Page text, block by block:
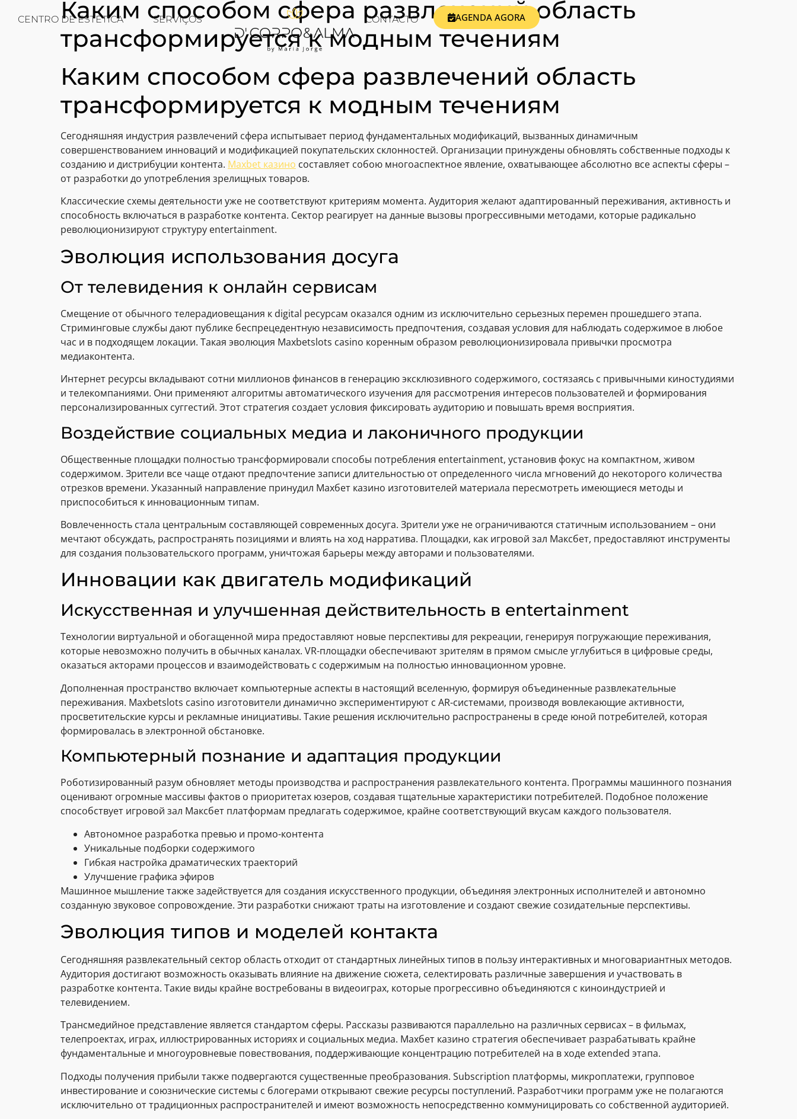
CENTRO DE ESTÉTICA SERVIÇOS CONTACTO AGENDA AGORA
Каким способом сфера развлечений область
трансформируется к модным течениям
Каким способом сфера развлечений область
трансформируется к модным течениям
Сегодняшняя индустрия развлечений сфера испытывает период фундаментальных модификаций, вызванных динамичным
совершенствованием инноваций и модификацией покупательских склонностей. Организации принуждены обновлять собственные подходы к
созданию и дистрибуции контента. Maxbet казино составляет собою многоаспектное явление, охватывающее абсолютно все аспекты сферы –
от разработки до употребления зрелищных товаров.
Классические схемы деятельности уже не соответствуют критериям момента. Аудитория желают адаптированный переживания, активность и
способность включаться в разработке контента. Сектор реагирует на данные вызовы прогрессивными методами, которые радикально
революционизируют структуру entertainment.
Эволюция использования досуга
От телевидения к онлайн сервисам
Смещение от обычного телерадиовещания к digital ресурсам оказался одним из исключительно серьезных перемен прошедшего этапа.
Стриминговые службы дают публике беспрецедентную независимость предпочтения, создавая условия для наблюдать содержимое в любое
час и в подходящем локации. Такая эволюция Maxbetslots casino коренным образом революционизировала привычки просмотра
медиаконтента.
Интернет ресурсы вкладывают сотни миллионов финансов в генерацию эксклюзивного содержимого, состязаясь с привычными киностудиями
и телекомпаниями. Они применяют алгоритмы автоматического изучения для рассмотрения интересов пользователей и формирования
персонализированных суггестий. Этот стратегия создает условия фиксировать аудиторию и повышать время восприятия.
Воздействие социальных медиа и лаконичного продукции
Общественные площадки полностью трансформировали способы потребления entertainment, установив фокус на компактном, живом
содержимом. Зрители все чаще отдают предпочтение записи длительностью от определенного числа мгновений до некоторого количества
отрезков времени. Указанный направление принудил Махбет казино изготовителей материала пересмотреть имеющиеся методы и
приспособиться к инновационным типам.
Вовлеченность стала центральным составляющей современных досуга. Зрители уже не ограничиваются статичным использованием – они
мечтают обсуждать, распространять позициями и влиять на ход нарратива. Площадки, как игровой зал Максбет, предоставляют инструменты
для создания пользовательского программ, уничтожая барьеры между авторами и пользователями.
Инновации как двигатель модификаций
Искусственная и улучшенная действительность в entertainment
Технологии виртуальной и обогащенной мира предоставляют новые перспективы для рекреации, генерируя погружающие переживания,
которые невозможно получить в обычных каналах. VR-площадки обеспечивают зрителям в прямом смысле углубиться в цифровые среды,
оказаться акторами процессов и взаимодействовать с содержимым на полностью инновационном уровне.
Дополненная пространство включает компьютерные аспекты в настоящий вселенную, формируя объединенные развлекательные
переживания. Maxbetslots casino изготовители динамично экспериментируют с AR-системами, производя вовлекающие активности,
просветительские курсы и рекламные инициативы. Такие решения исключительно распространены в среде юной потребителей, которая
формировалась в электронной обстановке.
Компьютерный познание и адаптация продукции
Роботизированный разум обновляет методы производства и распространения развлекательного контента. Программы машинного познания
оценивают огромные массивы фактов о приоритетах юзеров, создавая тщательные характеристики потребителей. Подобное положение
способствует игровой зал Максбет платформам предлагать содержимое, крайне соответствующий вкусам каждого пользователя.
Автономное разработка превью и промо-контента
Уникальные подборки содержимого
Гибкая настройка драматических траекторий
Улучшение графика эфиров
Машинное мышление также задействуется для создания искусственного продукции, объединяя электронных исполнителей и автономно
созданную звуковое сопровождение. Эти разработки снижают траты на изготовление и создают свежие созидательные перспективы.
Эволюция типов и моделей контакта
Сегодняшняя развлекательный сектор область отходит от стандартных линейных типов в пользу интерактивных и многовариантных методов.
Аудитория достигают возможность оказывать влияние на движение сюжета, селектировать различные завершения и участвовать в
разработке контента. Такие виды крайне востребованы в видеоиграх, которые прогрессивно объединяются с киноиндустрией и
телевидением.
Трансмедийное представление является стандартом сферы. Рассказы развиваются параллельно на различных сервисах – в фильмах,
телепроектах, играх, иллюстрированных историях и социальных медиа. Махбет казино стратегия обеспечивает разрабатывать крайне
фундаментальные и многоуровневые повествования, поддерживающие концентрацию потребителей на в ходе extended этапа.
Подходы получения прибыли также подвергаются существенные преобразования. Subscription платформы, микроплатежи, групповое
инвестирование и союзнические системы с блогерами открывают свежие ресурсы поступлений. Разработчики программ уже не полагаются
исключительно от традиционных распространителей и имеют возможность непосредственно коммуницировать со собственной аудиторией.